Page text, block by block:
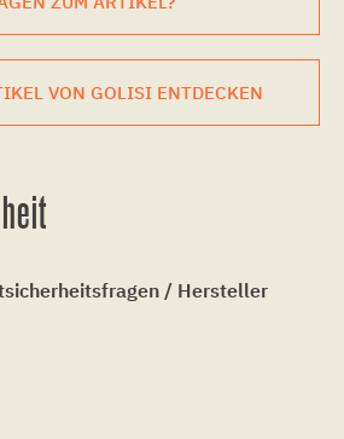
VON GOLISI ENTDECKEN
/ Hersteller